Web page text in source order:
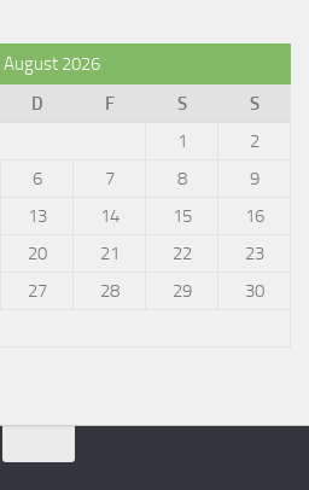
August 2026
D F S
S
1
2
6 7 8
9
13 14 15
16
20 21 22
23
27 28 29
30